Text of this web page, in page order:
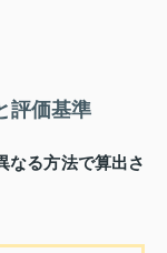
評価基準
なる方法で算出さ